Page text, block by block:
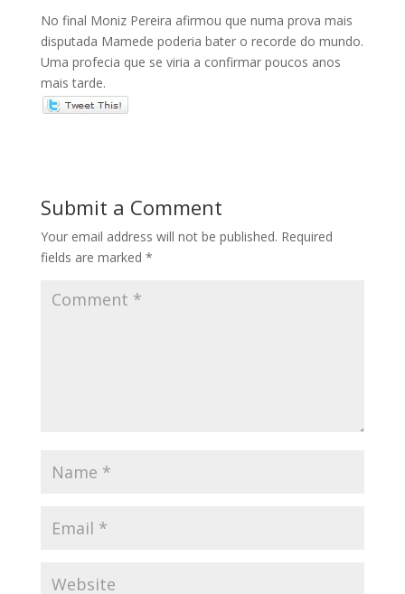
No final Moniz Pereira afirmou que numa prova mais
disputada Mamede poderia bater o recorde do mundo.
Uma profecia que se viria a confirmar poucos anos
mais tarde.
Submit a Comment
Your email address will not be published. Required
fields are marked *